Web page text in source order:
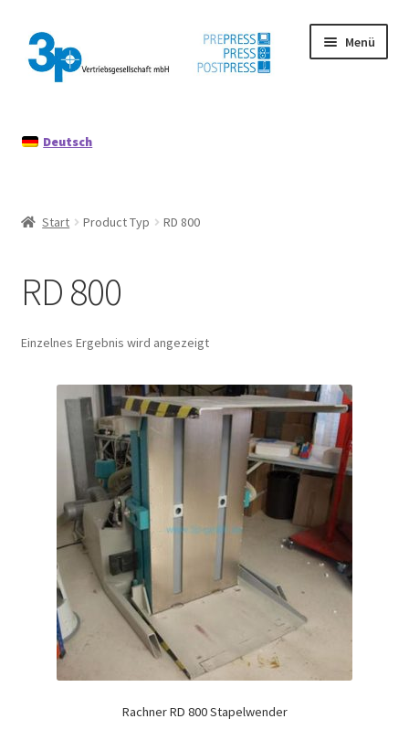
Zur
Navigation
springen
Zum
Inhalt
springen
Menü
Datenschutz
Mein Konto
Deutsch
Start Product Typ RD 800
RD 800
Einzelnes Ergebnis wird angezeigt
Rachner RD 800 Stapelwender